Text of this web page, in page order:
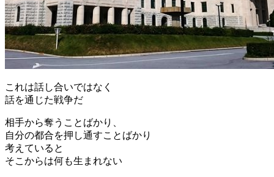
これは話し合いではなく
話を通じた戦争だ
相手から奪うことばかり、
自分の都合を押し通すことばかり
考えていると
そこからは何も生まれない